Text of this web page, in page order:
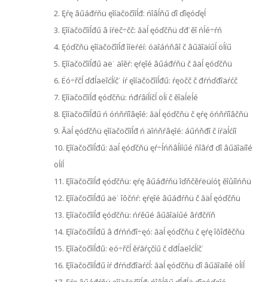
2. Ęŕę âűáđŕňü ęîíäčöčîíĺđ: ńîâĺňű ďî ďîęóďęĺ
3. Ęîíäčöčîíĺđű â íŕëč÷čč: ăäĺ ęóďčňü ďđ˙ěî ńĺé÷ŕń
4. Ęóďčňü ęîíäčöčîíĺđ îíëŕéí: óäîáńňâî č âűăîäíűĺ öĺíű
5. Ęîíäčöčîíĺđű äë˙ äîěŕ: ęŕęîé âűáđŕňü č ăäĺ ęóďčňü
6. Ëó÷řčĺ ďđĺäëîćĺíč˙ íŕ ęîíäčöčîíĺđű: ŕęöčč č đŕńďđîäŕćč
7. Ęîíäčöčîíĺđ ęóďčňü: ńđŕâíĺíčĺ öĺí č ěîäĺëĺé
8. Ęîíäčöčîíĺđű ń óńňŕíîâęîé: ăäĺ ęóďčňü č ęŕę óńňŕíîâčňü
9. Ăäĺ ęóďčňü ęîíäčöčîíĺđ ń äîńňŕâęîé: áűńňđî č íŕäĺćíî
10. Ęîíäčöčîíĺđű: ăäĺ ęóďčňü ęŕ÷ĺńňâĺííűé ňîâŕđ ďî âűăîäíîé
öĺíĺ
11. Ęîíäčöčîíĺđ ęóďčňü: ęŕę âűáđŕňü îďňčěŕëüíóţ ěîůíîńňü
12. Ęîíäčöčîíĺđű äë˙ îôčńŕ: ęŕęîé âűáđŕňü č ăäĺ ęóďčňü
13. Ęîíäčöčîíĺđ ęóďčňü: ńŕěűé âűăîäíűé âŕđčŕíň
14. Ęîíäčöčîíĺđű â đŕńńđî÷ęó: ăäĺ ęóďčňü č ęŕę îôîđěčňü
15. Ęîíäčöčîíĺđű: ëó÷řčĺ ěŕăŕçčíű č ďđĺäëîćĺíč˙
16. Ęîíäčöčîíĺđű íŕ đŕńďđîäŕćĺ: ăäĺ ęóďčňü ďî âűăîäíîé öĺíĺ